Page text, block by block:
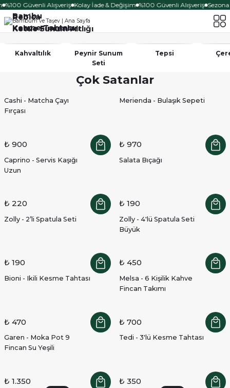
%100 Güvenli Alışveriş Kolay İade & Değişim %100 Güvenli Alışveriş Sezona
Kahvaltılık
Peynir Sunum
Seti
Tepsi
24 Parça
Ürünü Keşfet
Safir
Cam Hazneli Çay Makinesi
Keşfet
Çelik Çaydanlık Takımı
Bambu
Kesme Tahtası
Kahve Fincanları
Rebica
Kettle Sunum Altlığı
Çok Satanlar
Cashi - Matcha Çayı
Fırçası
₺ 900
Merienda - Bulaşık Sepeti
₺ 970
Caprino - Servis Kaşığı
Uzun
₺ 220
Salata Bıçağı
₺ 190
Zolly - 2’li Spatula Seti
₺ 190
Zolly - 4'lü Spatula Seti
Büyük
₺ 450
Bioni - Ikili Kesme Tahtası
₺ 470
Melsa - 6 Kişilik Kahve
Fincan Takımı
₺ 700
Garen - Moka Pot 9
Fincan Su Yeşili
₺ 1.350
Tedi - 3'lü Kesme Tahtası
₺ 350